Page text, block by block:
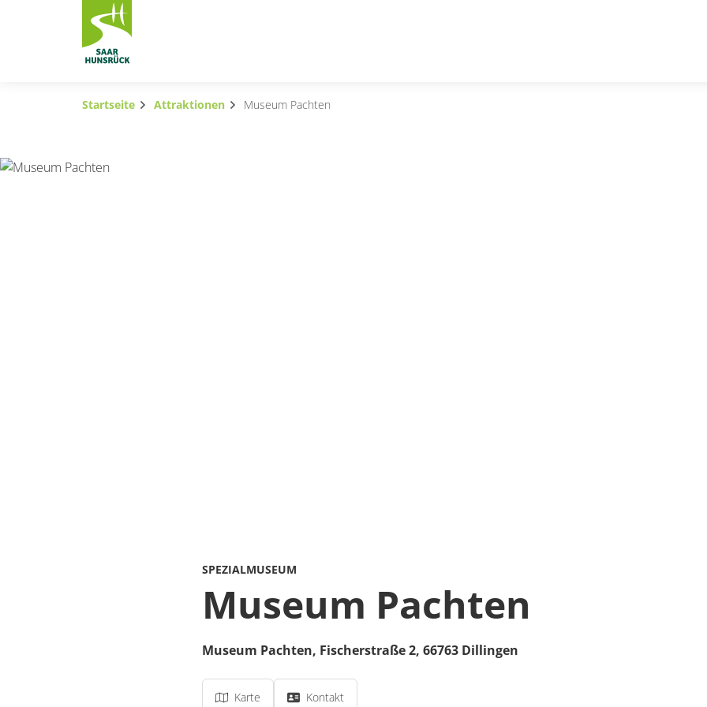
Zum Hauptinhalt springen
Startseite Attraktionen Museum Pachten
SPEZIALMUSEUM
Museum Pachten
Museum Pachten, Fischerstraße 2, 66763 Dillingen
Karte Kontakt